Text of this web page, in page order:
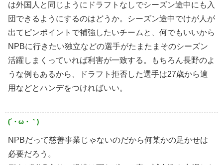
は外国人と同じようにドラフトなしでシーズン途中にも入
団できるようにするのはどうか。シーズン途中でけが人が
出てピンポイントで補強したいチームと、何でもいいから
NPBに行きたい独立などの選手がたまたまそのシーズン
活躍しまくっていれば利害が一致する。もちろん長野のよ
うな例もあるから、ドラフト拒否した選手は27歳から適
用などとハンデをつければいい。
(´・ω・｀)
NPBだって慈善事業じゃないのだから何某かの足かせは
必要だろう。